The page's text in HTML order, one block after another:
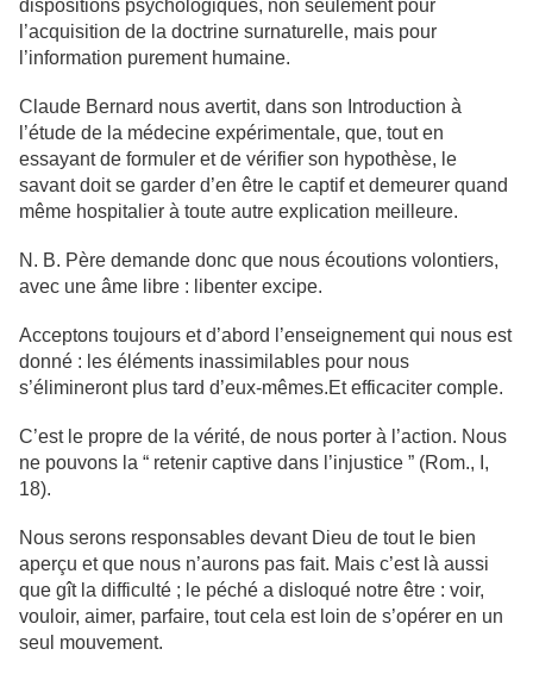
dispositions psychologiques, non seulement pour
l’acquisition de la doctrine surnaturelle, mais pour
l’information purement humaine.
Claude Bernard nous avertit, dans son Introduction à
l’étude de la médecine expérimentale, que, tout en
essayant de formuler et de vérifier son hypothèse, le
savant doit se garder d’en être le captif et demeurer quand
même hospitalier à toute autre explication meilleure.
N. B. Père demande donc que nous écoutions volontiers,
avec une âme libre : libenter excipe.
Acceptons toujours et d’abord l’enseignement qui nous est
donné : les éléments inassimilables pour nous
s’élimineront plus tard d’eux-mêmes.Et efficaciter comple.
C’est le propre de la vérité, de nous porter à l’action. Nous
ne pouvons la “ retenir captive dans l’injustice ” (Rom., I,
18).
Nous serons responsables devant Dieu de tout le bien
aperçu et que nous n’aurons pas fait. Mais c’est là aussi
que gît la difficulté ; le péché a disloqué notre être : voir,
vouloir, aimer, parfaire, tout cela est loin de s’opérer en un
seul mouvement.